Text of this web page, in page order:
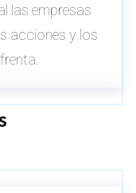
las empresas
acciones y los